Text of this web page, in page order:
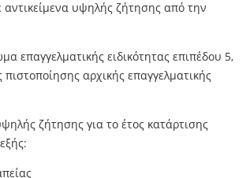
αντικείμενα υψηλής ζήτησης από την
επαγγελματικής ειδικότητας επιπέδου 5,
πιστοποίησης αρχικής επαγγελματικής
ζήτησης για το έτος κατάρτισης